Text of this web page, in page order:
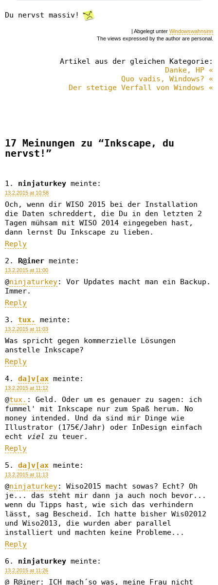
Du nervst massiv!
| Abgelegt unter Windowswahnsinn
The views expressed by the author are personal.
Artikel aus der gleichen Kategorie:
Danke, HP «
Quo vadis, Windows? «
Der stetige Verfall von Windows «
17 Meinungen zu “Inkscape, du
nervst!”
ninjaturkey meinte:
13.2.2015 at 10:58
Och, wenn dir WISO 2015 bei der Installation
die Daten schreddert, die Du in den letzten 2
Tagen mühsam mit WISO 2014 eingegeben hast,
dann lernst Du Inkscape zu lieben.
Reply
R@iner meinte:
13.2.2015 at 11:00
@ninjaturkey: Vor Updates macht man ein Backup.
Immer.
Reply
tux.
meinte:
13.2.2015 at 11:03
Was spricht gegen kommerzielle Lösungen
anstelle Inkscape?
Reply
da]v[ax meinte:
13.2.2015 at 11:12
@tux. : Geld. Oder um es genauer zu sagen: ich
fummel' mit Inkscape nur zum Spaß herum. No
money intended. Und da sind mir Dinge wie
Illustrator (175€/Jahr) oder InDesign einfach
echt
viel zu teuer.
Reply
da]v[ax meinte:
13.2.2015 at 11:13
@ninjaturkey: Wiso2015 macht sowas? Echt? Oh
je... das steht mir dann ja auch noch bevor...
wenn du Tipps hast, wie sich das verhindern
lässt, sag Bescheid. Ich hatte bisher Wis02012
und Wiso2013, die wurden aber parallel
installiert und machten keine Probleme...
Reply
ninjaturkey meinte:
13.2.2015 at 11:26
@ R@iner: ICH mach´so was, meine Frau nicht